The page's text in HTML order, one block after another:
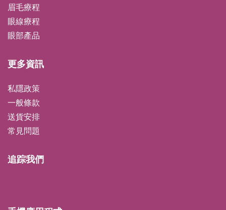
眉毛療程
眼線療程
眼部產品
更多資訊
私隱政策
一般條款
送貨安排
常見問題
追踪我們